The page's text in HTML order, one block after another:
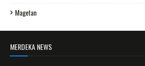
Magetan
MERDEKA NEWS